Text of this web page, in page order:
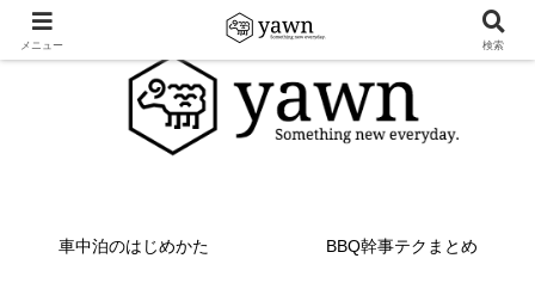
車中泊のはじめかた BBQ幹事テクまとめ
メニュー 検索